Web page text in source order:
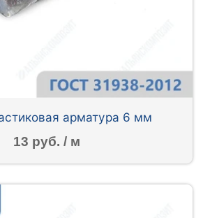
арматура 6 мм
13 руб. / м